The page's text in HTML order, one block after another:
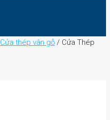
Cửa thép vân gỗ / Cửa Thép